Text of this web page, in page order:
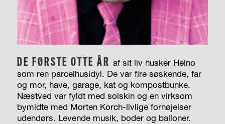
DE FØRSTE OTTE ÅR af sit liv husker Heino
som ren parcelhusidyl. De var fire søskende, far
og mor, have, garage, kat og kompostbunke.
Næstved var fyldt med solskin og en virksom
bymidte med Morten Korch-livlige fornøjelser
udendørs. Levende musik, boder og balloner.